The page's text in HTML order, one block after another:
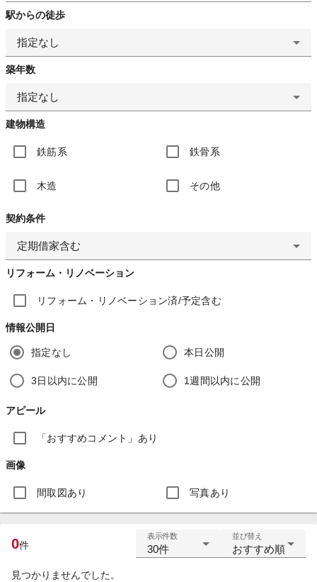
駅からの徒歩
指定なし
築年数
指定なし
建物構造
鉄筋系 鉄骨系
木造 その他
契約条件
定期借家含む
リフォーム・リノベーション
リフォーム・リノベーション済/予定含む
情報公開日
指定なし 本日公開
3日以内に公開 1週間以内に公開
アピール
「おすすめコメント」あり
画像
間取図あり 写真あり
0件
表示件数
30件
並び替え
おすすめ順
見つかりませんでした。